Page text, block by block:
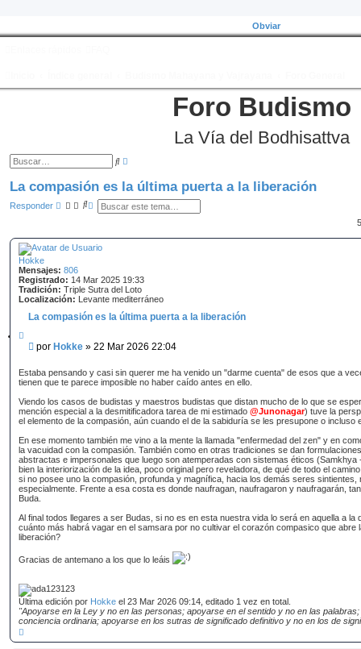
Obviar
Foro Budismo
La Vía del Bodhisattva
B
s
c
a
r
q
e
d
a
d
a
La compasión es la última puerta a la liberación
Responder
B
a
r
B
u
e
a
v
a
z
a
Hokke
Mensajes: 806
Registrado: 14 Mar 2025 19:33
Tradición: Triple Sutra del Loto
Localización: Levante mediterráneo
La compasión es la última puerta a la liberación
r
M
n
s
j
e
por Hokke » 22 Mar 2026 22:04
Estaba pensando y casi sin querer me ha venido un "darme cuenta" de esos que a
tienen que te parece imposible no haber caído antes en ello.
Viendo los casos de budistas y maestros budistas que distan mucho de lo que se
mención especial a la desmitificadora tarea de mi estimado @Junonagar) tuve la
el elemento de la compasión, aún cuando el de la sabiduría se les presupone o incluso
En ese momento también me vino a la mente la llamada "enfermedad del zen" y en
la vacuidad con la compasión. También como en otras tradiciones se dan
abstractas e impersonales que luego son atemperadas con sistemas éticos (Samkhya
bien la interiorización de la idea, poco original pero reveladora, de qué de todo el
si no posee uno la compasión, profunda y magnífica, hacia los demás seres sintientes,
especialmente. Frente a esa costa es donde naufragan, naufragaron y naufragarán,
Buda.
Al final todos llegares a ser Budas, si no es en esta nuestra vida lo será en aquella a la
cuánto más habrá vagar en el samsara por no cultivar el corazón compasico que abre
liberación?
Gracias de antemano a los que lo leáis
Última edición por Hokke el 23 Mar 2026 09:14, editado 1 vez en total.
"Apoyarse en la Ley y no en las personas; apoyarse en el sentido y no en las
conciencia ordinaria; apoyarse en los sutras de significado definitivo y no en los de